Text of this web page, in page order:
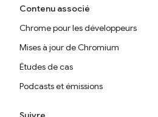
Contenu associé
Chrome pour les développeurs
Mises à jour de Chromium
Études de cas
Podcasts et émissions